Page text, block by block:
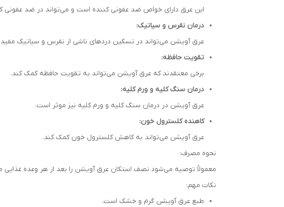
این عرق دارای خواص ضد عفونی کننده است و می‌تواند در ضد
درمان نقرس و سیاتیک:
عرق آویشن می‌تواند در تسکین دردهای ناشی از نقرس و سیاتیک مفید
تقویت حافظه:
برخی معتقدند که عرق آویشن می‌تواند به تقویت حافظه کمک کند.
درمان سنگ کلیه و ورم کلیه:
عرق آویشن در درمان سنگ کلیه و ورم کلیه نیز موثر است.
کاهنده کلسترول خون:
عرق آویشن می‌تواند به کاهش کلسترول خون کمک کند.
نحوه مصرف:
معمولاً توصیه می‌شود نصف استکان عرق آویشن را بعد از هر وعده غذایی
نکات مهم:
طبع عرق آویشن گرم و خشک است.